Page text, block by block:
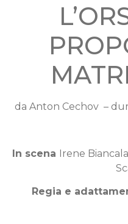
da Anton Cechov –
In scena Irene
Regia e